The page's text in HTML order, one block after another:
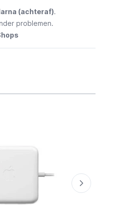
(achteraf).
problemen.